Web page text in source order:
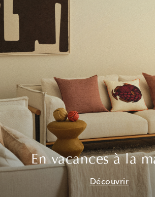
En vacances à la
Découvrir